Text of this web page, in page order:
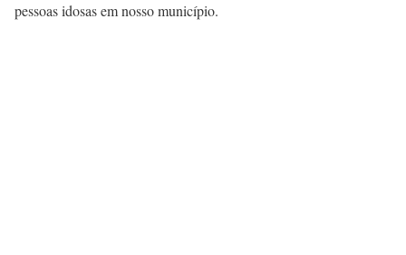
pessoas idosas em nosso município.